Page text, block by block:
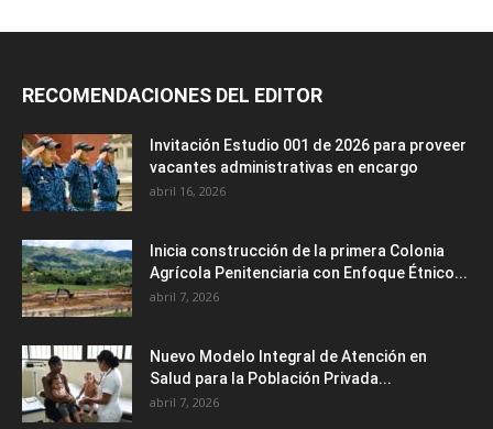
RECOMENDACIONES DEL EDITOR
Invitación Estudio 001 de 2026 para proveer
vacantes administrativas en encargo
abril 16, 2026
Inicia construcción de la primera Colonia
Agrícola Penitenciaria con Enfoque Étnico...
abril 7, 2026
Nuevo Modelo Integral de Atención en
Salud para la Población Privada...
abril 7, 2026